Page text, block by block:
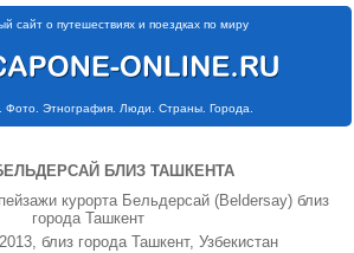
сайт о путешествиях и поездках по миру
Фото. Этнография. Люди. Страны. Города.
БЛИЗ ТАШКЕНТА
курорта Бельдерсай (Beldersay) близ
города Ташкент
близ города Ташкент, Узбекистан